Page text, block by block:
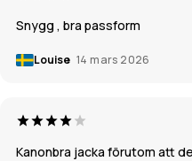
Snygg , bra passform
Louise 14 mars 2026
Kanonbra jacka förutom att